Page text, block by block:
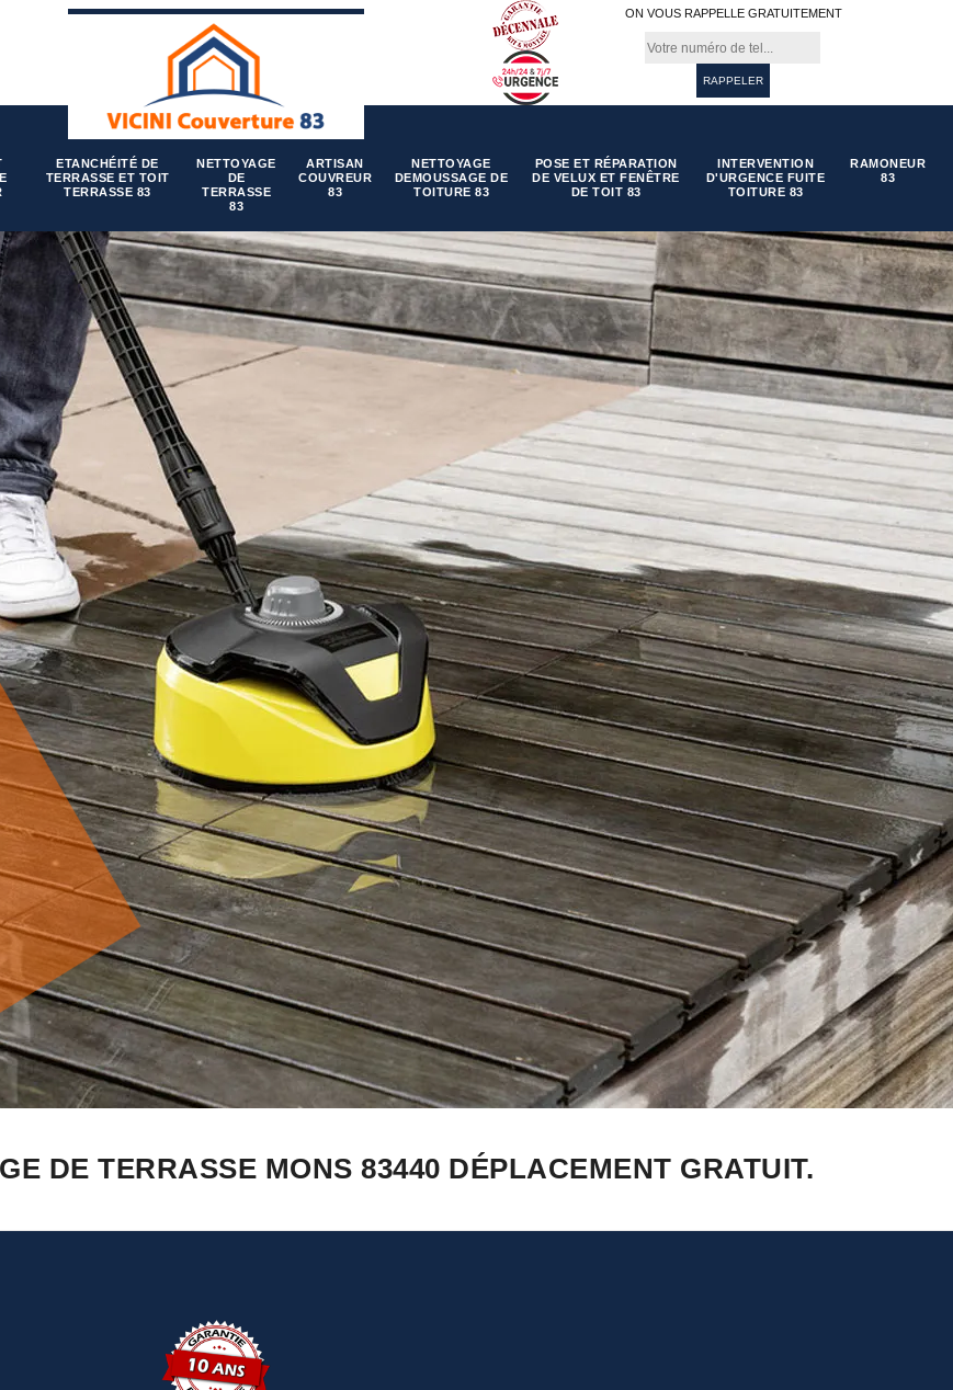
ON VOUS RAPPELLE GRATUITEMENT
ETANCHÉITÉ DE
TERRASSE ET TOIT
TERRASSE 83
NETTOYAGE
DE
TERRASSE
83
ARTISAN
COUVREUR
83
NETTOYAGE
DEMOUSSAGE DE
TOITURE 83
POSE ET RÉPARATION
DE VELUX ET FENÊTRE
DE TOIT 83
INTERVENTION
D'URGENCE FUITE
TOITURE 83
RAMONEUR
83
DE TERRASSE MONS 83440 DÉPLACEMENT GRATUIT.